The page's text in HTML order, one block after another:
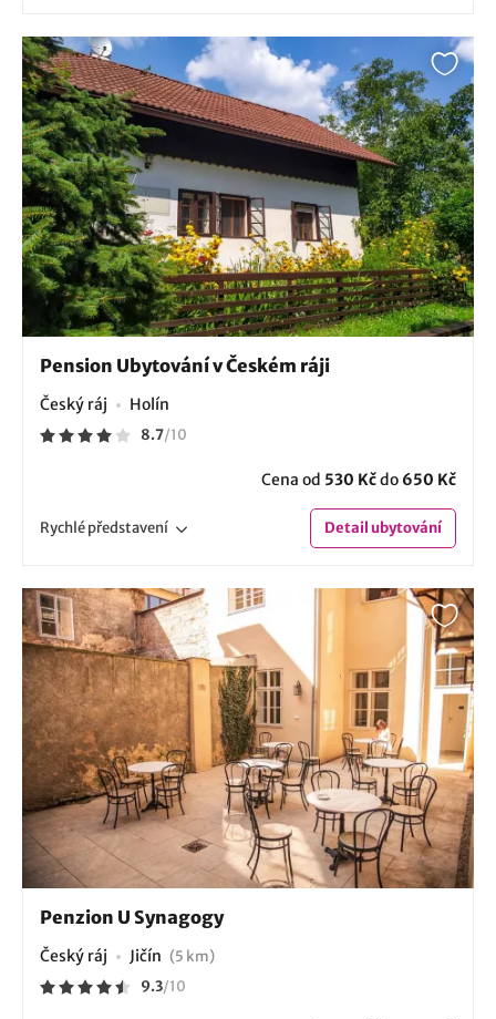
Pension Ubytování v Českém ráji
Český ráj Holín
8.7/10
Cena od 530 Kčdo 650 Kč
Rychlépředstavení Detailubytování
Penzion U Synagogy
Český ráj Jičín (5 km)
9.3/10